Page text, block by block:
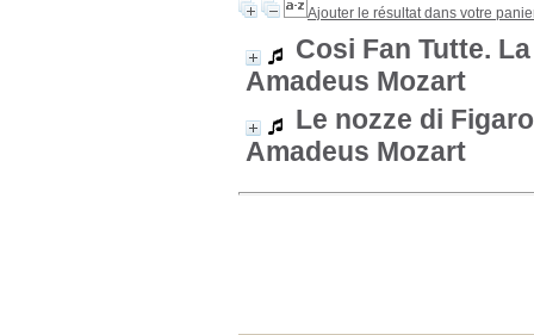
Ajouter le résultat dans votre
Cosi Fan Tutte.
Amadeus Mozart
Le nozze di
Amadeus Mozart